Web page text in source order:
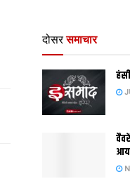
दोसर समाचार